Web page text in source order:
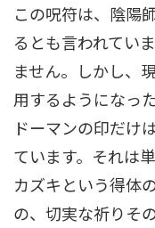
この呪符は、陰陽
るとも言われてい
ません。しかし、
用するようになっ
ドーマンの印だけ
ています。それは
カズキという得体
の、切実な祈りそ